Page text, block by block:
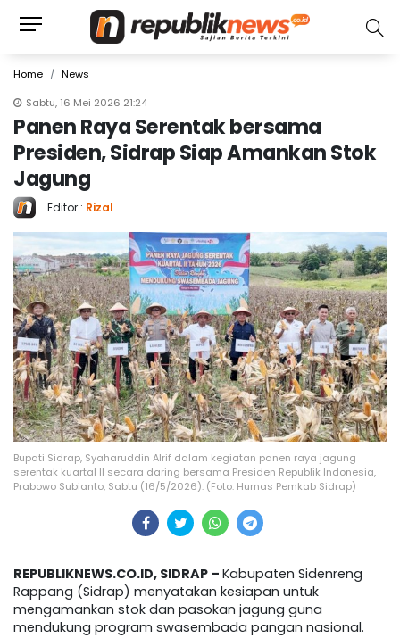
Home
News
Sabtu, 16 Mei 2026 21:24
Panen Raya Serentak bersama
Presiden, Sidrap Siap Amankan Stok
Jagung
Editor : Rizal
Bupati Sidrap, Syaharuddin Alrif dalam kegiatan panen raya jagung
serentak kuartal II secara daring bersama Presiden Republik Indonesia,
Prabowo Subianto, Sabtu (16/5/2026). (Foto: Humas Pemkab Sidrap)
REPUBLIKNEWS.CO.ID, SIDRAP – Kabupaten Sidenreng
Rappang (Sidrap) menyatakan kesiapan untuk
mengamankan stok dan pasokan jagung guna
mendukung program swasembada pangan nasional.